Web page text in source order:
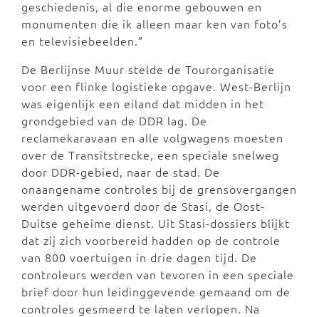
geschiedenis, al die enorme gebouwen en
monumenten die ik alleen maar ken van foto’s
en televisiebeelden.”
De Berlijnse Muur stelde de Tourorganisatie
voor een flinke logistieke opgave. West-Berlijn
was eigenlijk een eiland dat midden in het
grondgebied van de DDR lag. De
reclamekaravaan en alle volgwagens moesten
over de Transitstrecke, een speciale snelweg
door DDR-gebied, naar de stad. De
onaangename controles bij de grensovergangen
werden uitgevoerd door de Stasi, de Oost-
Duitse geheime dienst. Uit Stasi-dossiers blijkt
dat zij zich voorbereid hadden op de controle
van 800 voertuigen in drie dagen tijd. De
controleurs werden van tevoren in een speciale
brief door hun leidinggevende gemaand om de
controles gesmeerd te laten verlopen. Na